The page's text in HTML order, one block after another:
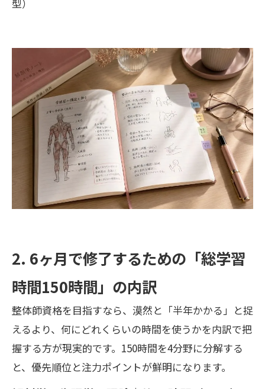
型）
2. 6ヶ月で修了するための「総学習
時間150時間」の内訳
整体師資格を目指すなら、漠然と「半年かかる」と捉
えるより、何にどれくらいの時間を使うかを内訳で把
握する方が現実的です。150時間を4分野に分解する
と、優先順位と注力ポイントが鮮明になります。